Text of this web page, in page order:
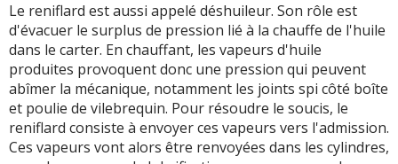
Le reniflard est aussi appelé déshuileur. Son rôle est
d'évacuer le surplus de pression lié à la chauffe de l'huile
dans le carter. En chauffant, les vapeurs d'huile
produites provoquent donc une pression qui peuvent
abîmer la mécanique, notamment les joints spi côté boîte
et poulie de vilebrequin. Pour résoudre le soucis, le
reniflard consiste à envoyer ces vapeurs vers l'admission.
Ces vapeurs vont alors être renvoyées dans les cylindres,